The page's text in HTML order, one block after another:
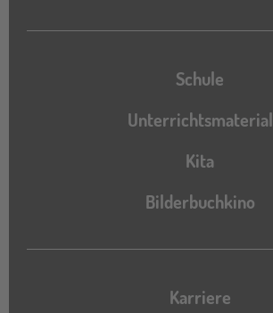
Schule
Unterrichtsmaterial
Kita
Bilderbuchkino
Karriere